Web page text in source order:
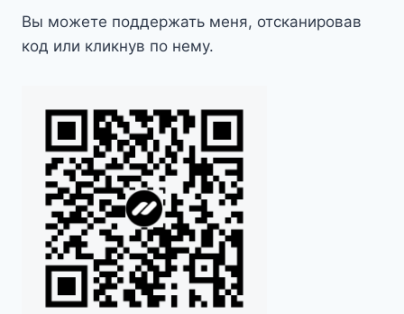
Вы можете поддержать меня, отсканировав
код или кликнув по нему.